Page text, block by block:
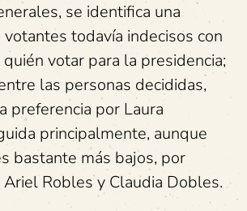
se identifica una
todavía indecisos con
votar para la presidencia;
las personas decididas,
preferencia por Laura
principalmente, aunque
bastante más bajos, por
Robles y Claudia Dobles.